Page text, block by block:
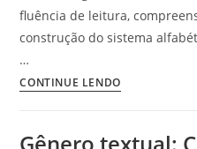
fluência de leitura,
construção do sistema
…
CONTINUE LENDOCarta